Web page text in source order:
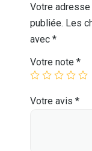
Votre
publiée. Les
avec *
Votre note *
Votre avis *